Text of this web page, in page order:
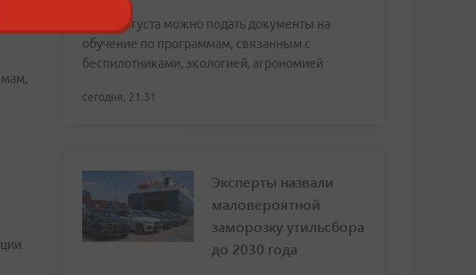
До 15 августа можно подать документы на
обучение по программам, связанным с
беспилотниками, экологией, агрономией
сегодня, 21:31
Эксперты назвали
маловероятной
заморозку утильсбора
до 2030 года